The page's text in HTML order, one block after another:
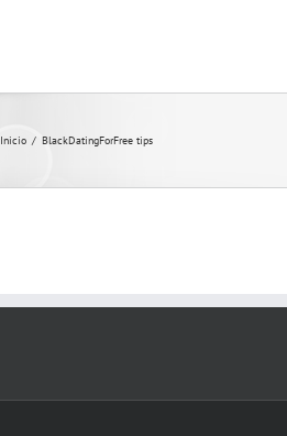
Inicio / BlackDatingForFree tips